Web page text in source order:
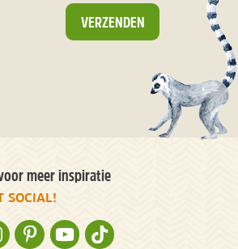
VERZENDEN
meer inspiratie
SOCIAL!
OP FACEBOOKOP INSTAGRAM
NATURESCANNER OP PINTEREST
NATURESCANNER OP YOUTUBE
NATURESCANNER OP